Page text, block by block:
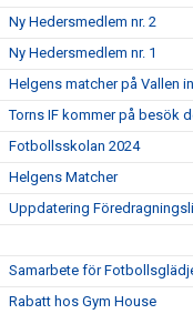
Ny Hedersmedlem nr. 2
Ny Hedersmedlem nr. 1
Helgens matcher på Vallen
Torns IF kommer på besök
Fotbollsskolan 2024
Helgens Matcher
Uppdatering
Samarbete för
Rabatt hos Gym House